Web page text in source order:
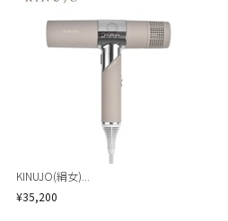
KINUJO(絹女)...
¥35,200